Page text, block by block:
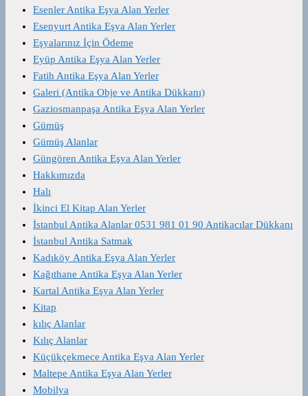
Esenler Antika Eşya Alan Yerler
Esenyurt Antika Eşya Alan Yerler
Eşyalarınız İçin Ödeme
Eyüp Antika Eşya Alan Yerler
Fatih Antika Eşya Alan Yerler
Galeri (Antika Obje ve Antika Dükkanı)
Gaziosmanpaşa Antika Eşya Alan Yerler
Gümüş
Gümüş Alanlar
Güngören Antika Eşya Alan Yerler
Hakkımızda
Halı
İkinci El Kitap Alan Yerler
İstanbul Antika Alanlar 0531 981 01 90 Antikacılar Dükkanı
İstanbul Antika Satmak
Kadıköy Antika Eşya Alan Yerler
Kağıthane Antika Eşya Alan Yerler
Kartal Antika Eşya Alan Yerler
Kitap
kılıç Alanlar
Kılıç Alanlar
Küçükçekmece Antika Eşya Alan Yerler
Maltepe Antika Eşya Alan Yerler
Mobilya